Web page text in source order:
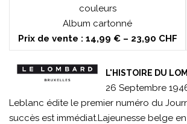
couleurs
Album cartonné
Prix de vente : 14,99 € – 23,90 CHF
L'HISTOIRE DU
26 Septembre
Leblanc édite le premier numéro du
succès est immédiat.Lajeunesse belge